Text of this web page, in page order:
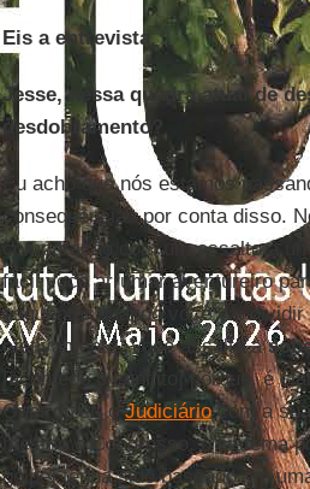
Eis a entrevista.
Jesse, nessa quadra atual de
desdobramento?
Eu acho que nós estamos
consequências por conta disso.
comparação com um assalto a
fácil você arrumar aventureiro
esquentar quando você vai
efetivamente. Você assalta a
[acontece o conflito] porque, é
Quer dizer, oJudiciáriocom a
mesmo o Congresso, o sistema
golpe] tenha sido baseado em